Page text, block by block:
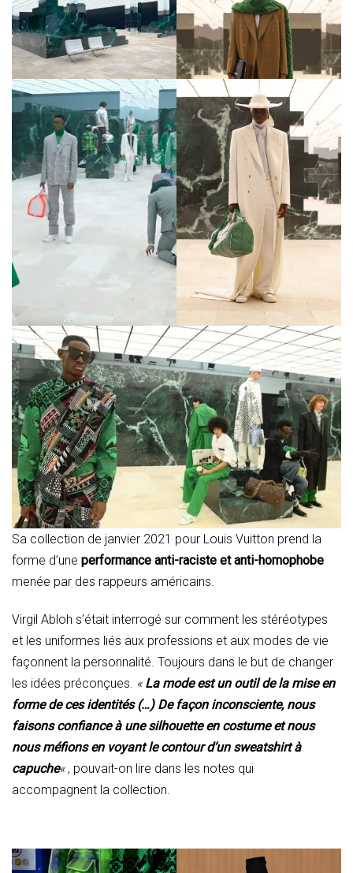
Sa collection de janvier 2021 pour Louis Vuitton prend la
forme d’une performance anti-raciste et anti-homophobe
menée par des rappeurs américains.
Virgil Abloh s’était interrogé sur comment les stéréotypes
et les uniformes liés aux professions et aux modes de vie
façonnent la personnalité. Toujours dans le but de changer
les idées préconçues. « La mode est un outil de la mise en
forme de ces identités (…) De façon inconsciente, nous
faisons confiance à une silhouette en costume et nous
nous méfions en voyant le contour d’un sweatshirt à
capuche« , pouvait-on lire dans les notes qui
accompagnent la collection.